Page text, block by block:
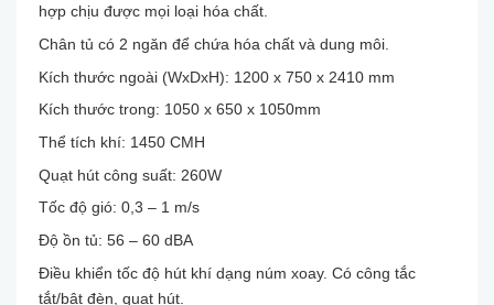
hợp chịu được mọi loại hóa chất.
Chân tủ có 2 ngăn để chứa hóa chất và dung môi.
Kích thước ngoài (WxDxH): 1200 x 750 x 2410 mm
Kích thước trong: 1050 x 650 x 1050mm
Thể tích khí: 1450 CMH
Quạt hút công suất: 260W
Tốc độ gió: 0,3 – 1 m/s
Độ ồn tủ: 56 – 60 dBA
Điều khiển tốc độ hút khí dạng núm xoay. Có công tắc
tắt/bật đèn, quạt hút.